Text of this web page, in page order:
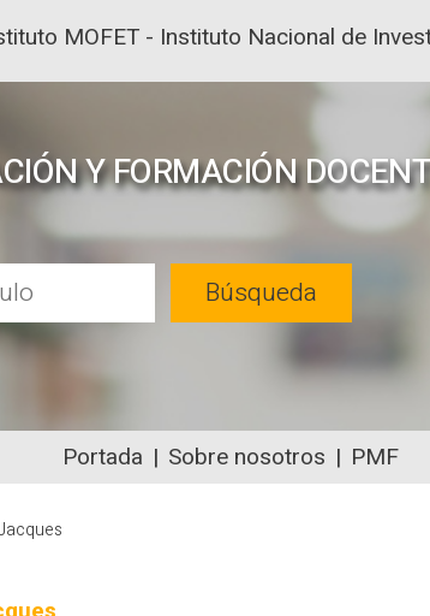
MOFET - Instituto Nacional de
Y FORMACIÓN
ACADÉMICOS SOBRE
PROFESORADO
Búsqueda
Portada Sobre nosotros PMF